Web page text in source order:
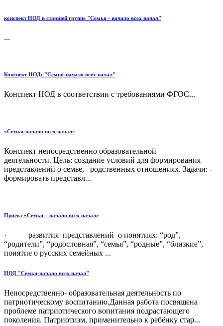
конспект НОД в старшей группе "Семья - начало всех начал"
...
Конспект НОД: "Семья-начало всех начал"
Конспект НОД в соответствии с требованиями ФГОС...
«Семья-начало всех начал»
Конспект непосредственно образовательной
деятельности. Цель: создание условий для формирования
представлений о семье, родственных отношениях. Задачи: -
формировать представл...
Проект «Семья – начало всех начал»
· развития представлений о понятиях: “род”,
“родители”, “родословная”, “семья”, “родные”, “близкие”,
понятие о русских семейных ...
НОД "Семья-начало всех начал"
Непосредственно- образовательная деятельность по
патриотическому воспитанию.Данная работа посвящена
проблеме патриотического вопитания подрастающего
поколения. Патриотизм, применительно к ребёнку стар...